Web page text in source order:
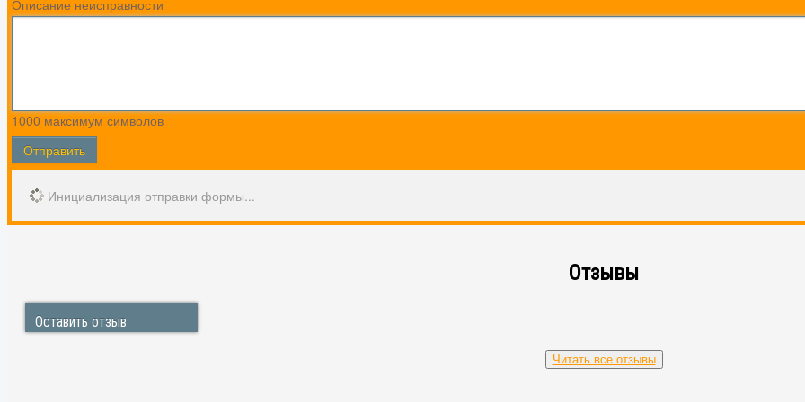
Описание неисправности
1000максимум символов
Отправить
Инициализация отправки формы...
Отзывы
Оставить отзыв
Читать все отзывы